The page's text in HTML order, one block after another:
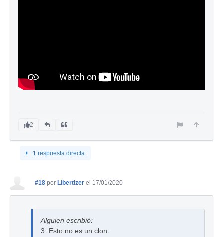
2
1 respuesta directa
#18 por Libertizer el 17/01/2020
Alguien escribió:
3. Esto no es un clon.